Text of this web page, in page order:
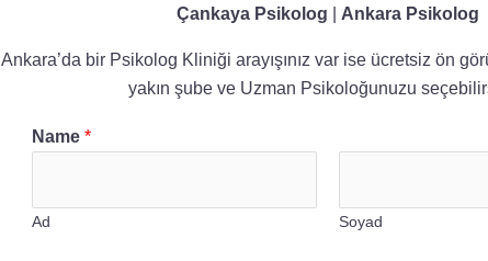
Çankaya Psikolog Ankara Psikolog
Ankara’da bir Psikolog Kliniği arayışınız var ise ücretsiz ön
yakın şube ve Uzman Psikoloğunuzu
Name *
Ad Soyad